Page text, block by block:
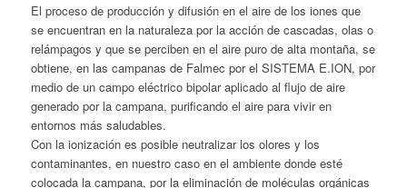
El proceso de producción y difusión en el aire de los iones que
se encuentran en la naturaleza por la acción de cascadas, olas o
relámpagos y que se perciben en el aire puro de alta montaña, se
obtiene, en las campanas de Falmec por el SISTEMA E.ION, por
medio de un campo eléctrico bipolar aplicado al flujo de aire
generado por la campana, purificando el aire para vivir en
entornos más saludables.
Con la ionización es posible neutralizar los olores y los
contaminantes, en nuestro caso en el ambiente donde esté
colocada la campana, por la eliminación de moléculas orgánicas